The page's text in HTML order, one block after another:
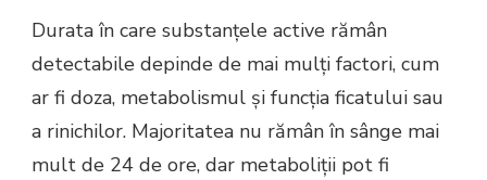
Durata în care substanțele active rămân
detectabile depinde de mai mulți factori, cum
ar fi doza, metabolismul și funcția ficatului sau
a rinichilor. Majoritatea nu rămân în sânge mai
mult de 24 de ore, dar metaboliții pot fi